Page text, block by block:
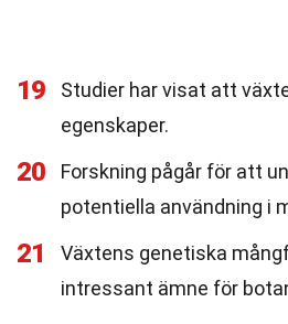
19
Studier har visat att
egenskaper.
20
Forskning pågår för att
potentiella användning i
21
Växtens genetiska
intressant ämne för